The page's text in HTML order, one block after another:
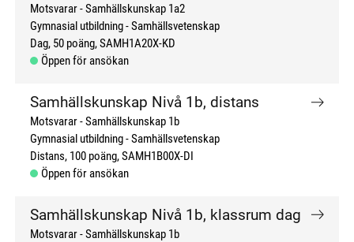
Motsvarar - Samhällskunskap 1a2
Gymnasial utbildning Samhällsvetenskap
Dag 50 poäng SAMH1A20X-KD
Öppen för ansökan
Samhällskunskap Nivå 1b, distans
Motsvarar - Samhällskunskap 1b
Gymnasial utbildning Samhällsvetenskap
Distans 100 poäng SAMH1B00X-DI
Öppen för ansökan
Samhällskunskap Nivå 1b, klassrum dag
Motsvarar - Samhällskunskap 1b